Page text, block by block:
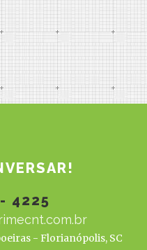
4225
- Florianópolis, SC